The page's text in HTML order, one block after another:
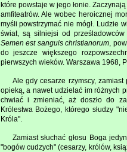
które powstaje w jego łonie.
amfiteatrów. Ale wobec heroicznej
myśli powstrzymać nie mógł. Ludzie
świat, są silniejsi od
Semen est sanguis christianorum,
do jeszcze większego
pierwszych wieków. Warszawa 1968,
Ale gdy cesarze rzymscy,
opieką, a nawet udzielać im różnych
chwiać i zmieniać, aż doszło do
Królestwa Bożego, którego słudzy
Króla".
Zamiast słuchać głosu Boga
"bogów cudzych" (cesarzy, królów,